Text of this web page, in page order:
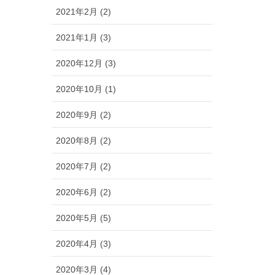
2021年2月 (2)
2021年1月 (3)
2020年12月 (3)
2020年10月 (1)
2020年9月 (2)
2020年8月 (2)
2020年7月 (2)
2020年6月 (2)
2020年5月 (5)
2020年4月 (3)
2020年3月 (4)